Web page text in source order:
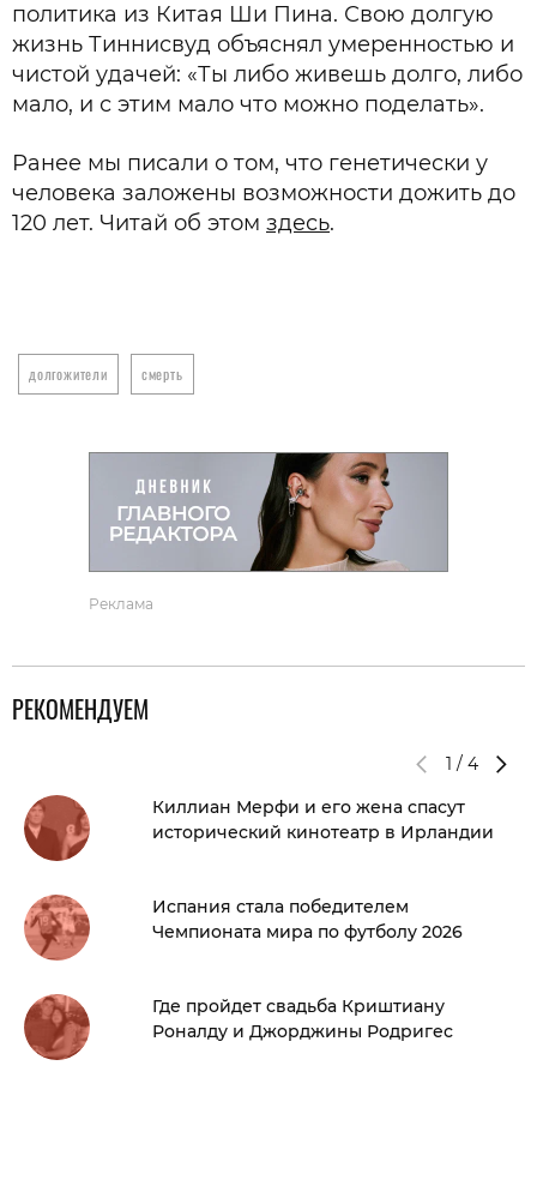
политика из Китая Ши Пина. Свою долгую
жизнь Тиннисвуд объяснял умеренностью и
чистой удачей: «Ты либо живешь долго, либо
мало, и с этим мало что можно поделать».
Ранее мы писали о том, что генетически у
человека заложены возможности дожить до
120 лет. Читай об этом здесь.
долгожители смерть
Реклама
РЕКОМЕНДУЕМ
1 / 4
Киллиан Мерфи и его жена спасут
исторический кинотеатр в Ирландии
Испания стала победителем
Чемпионата мира по футболу 2026
Где пройдет свадьба Криштиану
Роналду и Джорджины Родригес